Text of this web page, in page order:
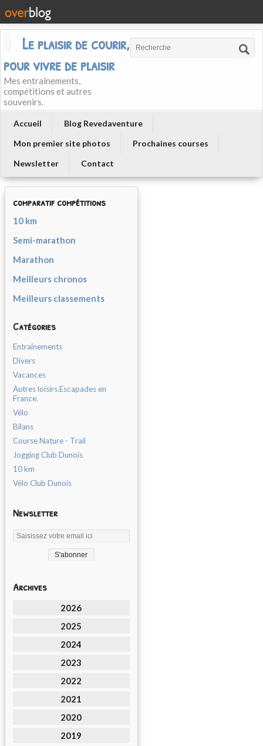
Le plaisir de courir, courir
pour vivre de plaisir
Mes entraînements,
compétitions et autres
souvenirs.
Accueil
Blog Revedaventure
Mon premier site photos
Prochaines courses
Newsletter
Contact
comparatif compétitions
10 km
Semi-marathon
Marathon
Meilleurs chronos
Meilleurs classements
Catégories
Entrainements
Divers
Vacances
Autres loisirs.Escapades en
France.
Vélo
Bilans
Course Nature - Trail
Jogging Club Dunois
10 km
Vélo Club Dunois
Newsletter
Archives
2026
2025
2024
2023
2022
2021
2020
2019